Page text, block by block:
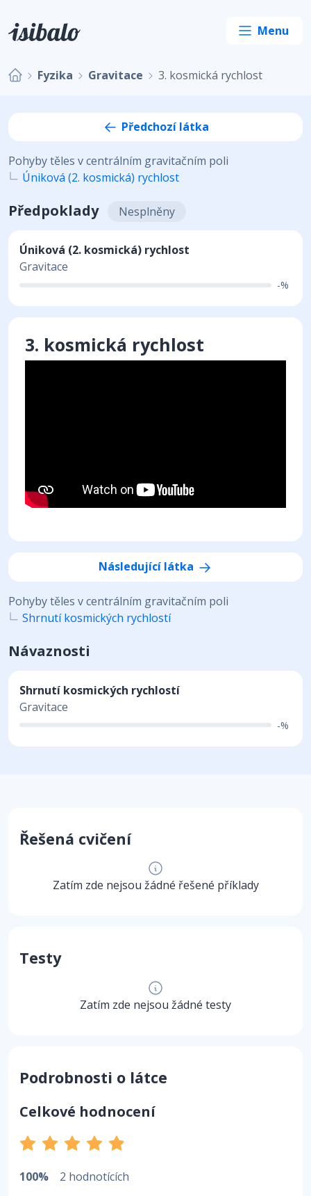
Fyzika Gravitace 3. kosmická rychlost
Předchozí látka
Pohyby těles v centrálním gravitačním poli
Úniková (2. kosmická) rychlost
Předpoklady Nesplněny
Úniková (2. kosmická) rychlost
Gravitace
-%
3. kosmická rychlost
Následující látka
Pohyby těles v centrálním gravitačním poli
Shrnutí kosmických rychlostí
Návaznosti
Shrnutí kosmických rychlostí
Gravitace
-%
Řešená cvičení
Zatím zde nejsou žádné řešené příklady
Testy
Zatím zde nejsou žádné testy
Podrobnosti o látce
Celkové hodnocení
100%
2 hodnotících